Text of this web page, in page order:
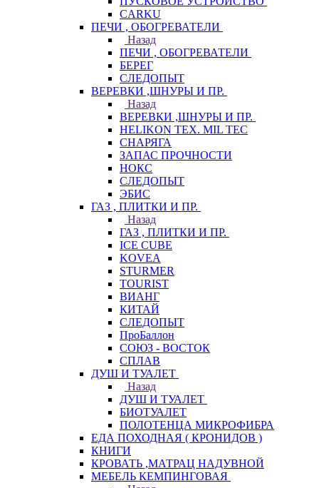
CARKU
ПЕЧИ , ОБОГРЕВАТЕЛИ
Назад
ПЕЧИ , ОБОГРЕВАТЕЛИ
БЕРЕГ
СЛЕДОПЫТ
ВЕРЕВКИ ,ШНУРЫ И ПР.
Назад
ВЕРЕВКИ ,ШНУРЫ И ПР.
HELIKON TEX. MIL TEC
СНАРЯГА
ЗАПАС ПРОЧНОСТИ
НОКС
СЛЕДОПЫТ
ЭБИС
ГАЗ , ПЛИТКИ И ПР.
Назад
ГАЗ , ПЛИТКИ И ПР.
ICE CUBE
KOVEA
STURMER
TOURIST
ВИАНГ
КИТАЙ
СЛЕДОПЫТ
ПроБаллон
СОЮЗ - ВОСТОК
СПЛАВ
ДУШ И ТУАЛЕТ
Назад
ДУШ И ТУАЛЕТ
БИОТУАЛЕТ
ПОЛОТЕНЦА МИКРОФИБРА
ЕДА ПОХОДНАЯ ( КРОНИДОВ )
КНИГИ
КРОВАТЬ ,МАТРАЦ НАДУВНОЙ
МЕБЕЛЬ КЕМПИНГОВАЯ